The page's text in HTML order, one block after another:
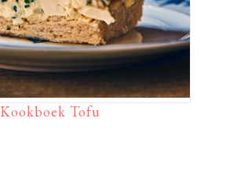
Kookboek Tofu